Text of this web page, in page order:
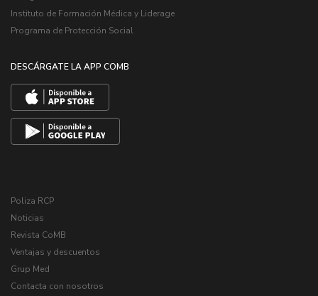
Instituto de Formación Médica y Liderage
Programa de Protección Social
DESCÁRGATE LA APP COMB
Poliza RCP
Noticias
Revista CoMB
Ventajas y descuentos
Grup Med
Contacta con nosotros